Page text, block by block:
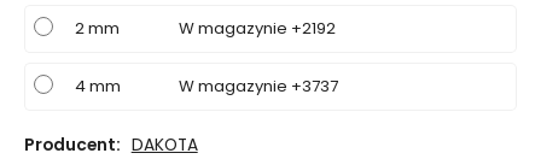
2 mm W magazynie +2192
4 mm W magazynie +3737
Producent: DAKOTA